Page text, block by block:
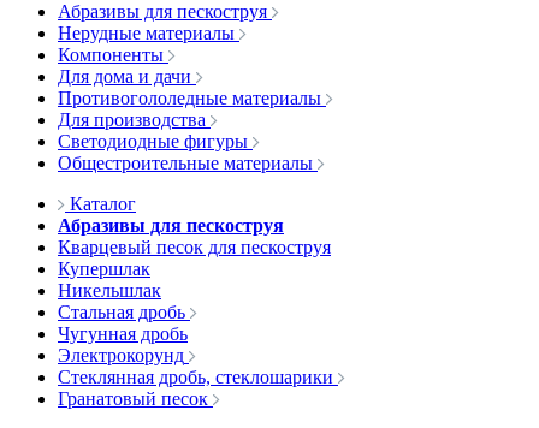
Абразивы для пескоструя
Нерудные материалы
Компоненты
Для дома и дачи
Противогололедные материалы
Для производства
Светодиодные фигуры
Общестроительные материалы
Каталог
Абразивы для пескоструя
Кварцевый песок для пескоструя
Купершлак
Никельшлак
Стальная дробь
Чугунная дробь
Электрокорунд
Стеклянная дробь, стеклошарики
Гранатовый песок